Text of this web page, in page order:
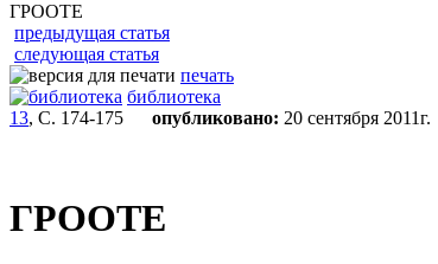
ГРООТЕ
предыдущая статья
следующая статья
печать
библиотека
13, С. 174-175 опубликовано: 20 сентября 2011г.
ГРООТЕ